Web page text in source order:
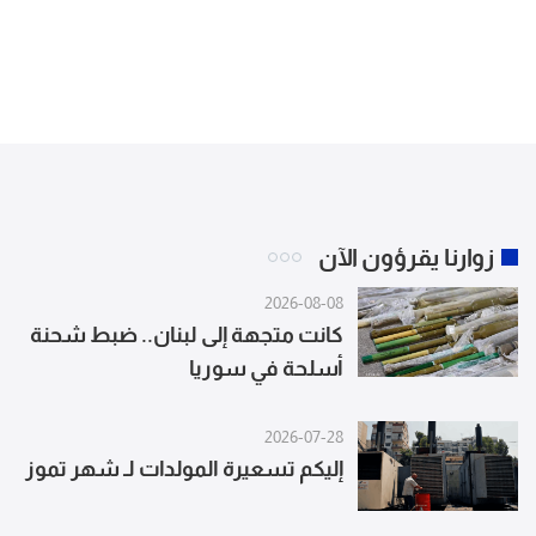
زوارنا يقرؤون الآن
2026-08-08
كانت متجهة إلى لبنان.. ضبط شحنة
أسلحة في سوريا
2026-07-28
إليكم تسعيرة المولدات لـ شهر تموز